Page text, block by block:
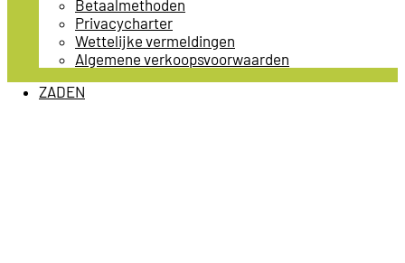
Betaalmethoden
Privacycharter
Wettelijke vermeldingen
Algemene verkoopsvoorwaarden
ZADEN